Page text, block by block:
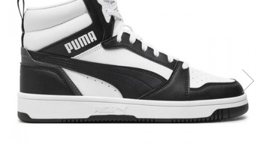
Veste
Pantaloni
Pantaloni scurți
Rochii/Fuste
Treninguri
Tricouri
Treninguri
Tricouri
Veste